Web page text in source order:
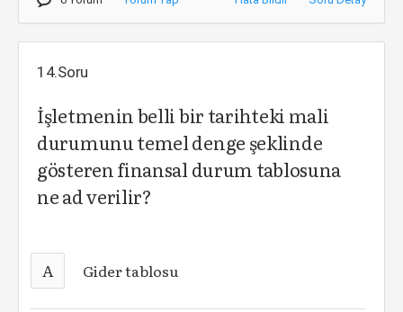
14.Soru
İşletmenin belli bir tarihteki mali
durumunu temel denge şeklinde
gösteren finansal durum tablosuna
ne ad verilir?
A Gider tablosu